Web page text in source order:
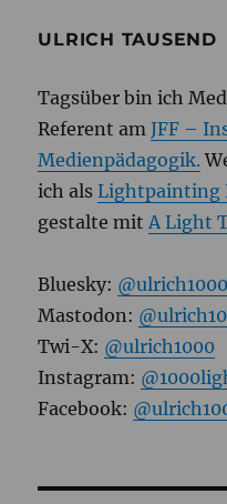
ULRICH TAUSEND
Tagsüber bin ich
Referent amJFF –
Medienpädagogik.
ich alsLightpainting
gestalte mitA Light
Bluesky:
Mastodon:
Twi-X: @ulrich1000
Instagram:
Facebook: